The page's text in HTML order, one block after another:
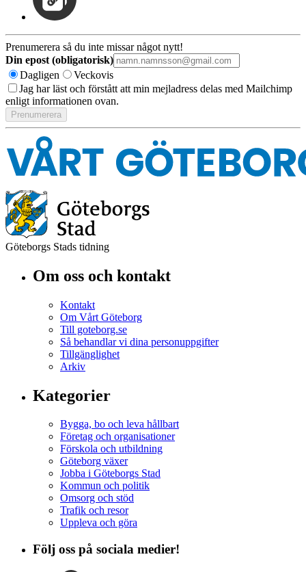
Prenumerera så du inte missar något nytt!
Din epost (obligatorisk)
Dagligen
Veckovis
Jag har läst och förstått att min mejladress delas med Mailchimp
enligt informationen ovan.
Göteborgs Stads tidning
Om oss och kontakt
Kontakt
Om Vårt Göteborg
Till goteborg.se
Så behandlar vi dina personuppgifter
Tillgänglighet
Arkiv
Kategorier
Bygga, bo och leva hållbart
Företag och organisationer
Förskola och utbildning
Göteborg växer
Jobba i Göteborgs Stad
Kommun och politik
Omsorg och stöd
Trafik och resor
Uppleva och göra
Följ oss på sociala medier!